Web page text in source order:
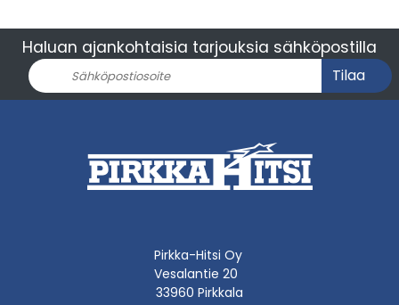
Haluan ajankohtaisia tarjouksia sähköpostilla
Tilaa
Pirkka-Hitsi Oy
Vesalantie 20
33960 Pirkkala